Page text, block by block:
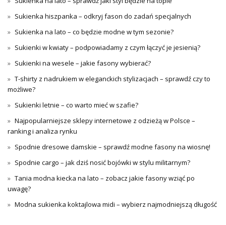
Sukienka hiszpanka – odkryj fason do zadań specjalnych
Sukienka na lato – co będzie modne w tym sezonie?
Sukienki w kwiaty – podpowiadamy z czym łączyć je jesienią?
Sukienki na wesele – jakie fasony wybierać?
T-shirty z nadrukiem w eleganckich stylizacjach – sprawdź czy to
możliwe?
Sukienki letnie – co warto mieć w szafie?
Najpopularniejsze sklepy internetowe z odzieżą w Polsce –
ranking i analiza rynku
Spodnie dresowe damskie – sprawdź modne fasony na wiosnę!
Spodnie cargo – jak dziś nosić bojówki w stylu militarnym?
Tania modna kiecka na lato – zobacz jakie fasony wziąć po
uwagę?
Modna sukienka koktajlowa midi – wybierz najmodniejszą długość